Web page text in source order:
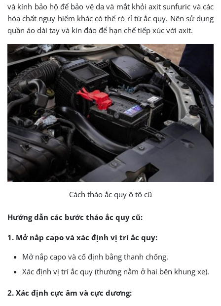
và kính bảo hộ để bảo vệ da và mắt khỏi axit sunfuric và các
hóa chất nguy hiểm khác có thể rò rỉ từ ắc quy. Nên sử dụng
quần áo dài tay và kín đáo để hạn chế tiếp xúc với axit.
Cách tháo ắc quy ô tô cũ
Hướng dẫn các bước tháo ắc quy cũ:
1. Mở nắp capo và xác định vị trí ắc quy:
Mở nắp capo và cố định bằng thanh chống.
Xác định vị trí ắc quy (thường nằm ở hai bên khung xe).
2. Xác định cực âm và cực dương: